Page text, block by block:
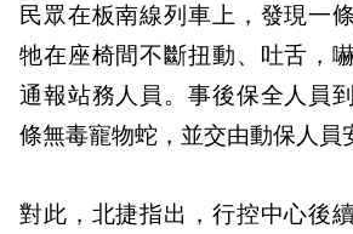
民眾在板南線列車上，發現一
牠在座椅間不斷扭動、吐舌，
通報站務人員。事後保全人員
條無毒寵物蛇，並交由動保人員
對此，北捷指出，行控中心後